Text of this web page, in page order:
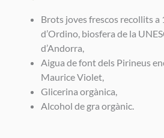
Brots joves frescos recollits a
d’Ordino, biosfera de la
d’Andorra,
Aigua de font dels Pirineus
Maurice Violet,
Glicerina orgànica,
Alcohol de gra orgànic.